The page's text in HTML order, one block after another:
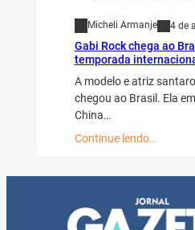
Micheli Armanje 4 de
Gabi Rock chega ao
temporada
A modelo e atriz
chegou ao Brasil. Ela
China…
Continue lendo…